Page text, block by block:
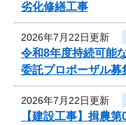
劣化修繕工事
2026年7月22日更新
令和8年度持続可能
委託プロポーザル募
2026年7月22日更新
【建設工事】揖農